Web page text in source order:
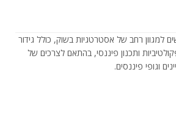
למגוון רחב של אסטרטגיות בשוק, כולל גידור
ותכנון פיננסי, בהתאם לצרכים של
וגופי פיננסים.